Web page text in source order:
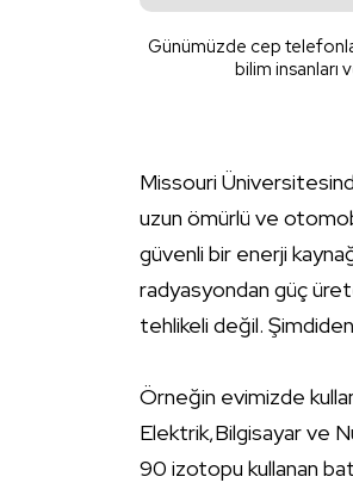
Günümüzde cep
bilim insanları
Missouri
uzun ömürlü ve
güvenli bir enerji
radyasyondan güç
tehlikeli değil.
Örneğin evimizde
Elektrik,Bilgisayar ve
90 izotopu kullanan